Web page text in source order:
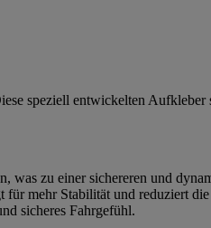
speziell entwickelten
was zu einer sichereren und
mehr Stabilität und reduziert
sicheres Fahrgefühl.